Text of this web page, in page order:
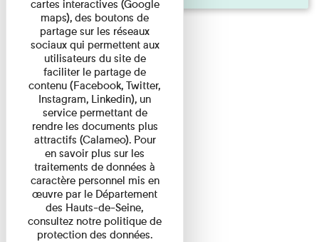
cartes interactives (Google
maps), des boutons de
partage sur les réseaux
sociaux qui permettent aux
utilisateurs du site de
faciliter le partage de
contenu (Facebook, Twitter,
Instagram, Linkedin), un
service permettant de
rendre les documents plus
attractifs (Calameo). Pour
en savoir plus sur les
traitements de données à
caractère personnel mis en
œuvre par le Département
des Hauts-de-Seine,
consultez notre politique de
protection des données.